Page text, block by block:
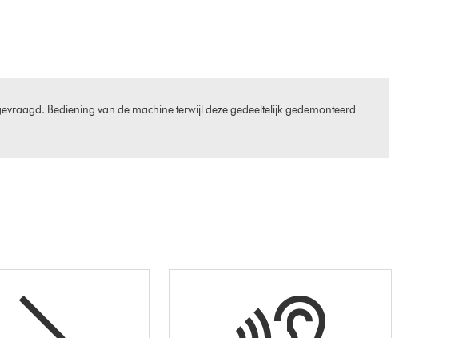
Bediening van de machine terwijl deze gedeeltelijk gedemonteerd